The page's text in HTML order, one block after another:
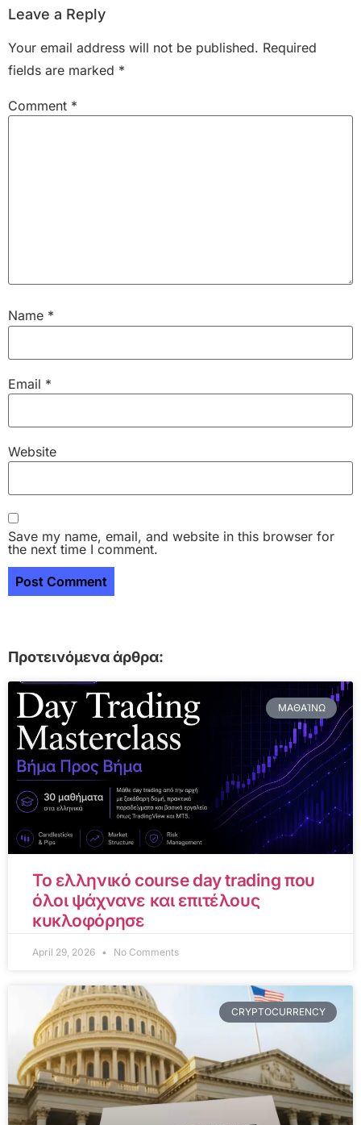
Leave a Reply
Your email address will not be published. Required
fields are marked *
Comment *
Name *
Email *
Website
Save my name, email, and website in this browser for
the next time I comment.
Προτεινόμενα άρθρα:
ΜΑΘΑΊΝΩ
Το ελληνικό course day trading που
όλοι ψάχνανε και επιτέλους
κυκλοφόρησε
April 29, 2026 No Comments
CRYPTOCURRENCY